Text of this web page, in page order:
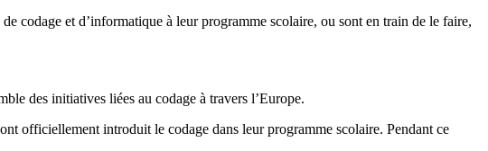
codage et d’informatique à leur programme scolaire, ou sont en train de le faire,
des initiatives liées au codage à travers l’Europe.
officiellement introduit le codage dans leur programme scolaire. Pendant ce